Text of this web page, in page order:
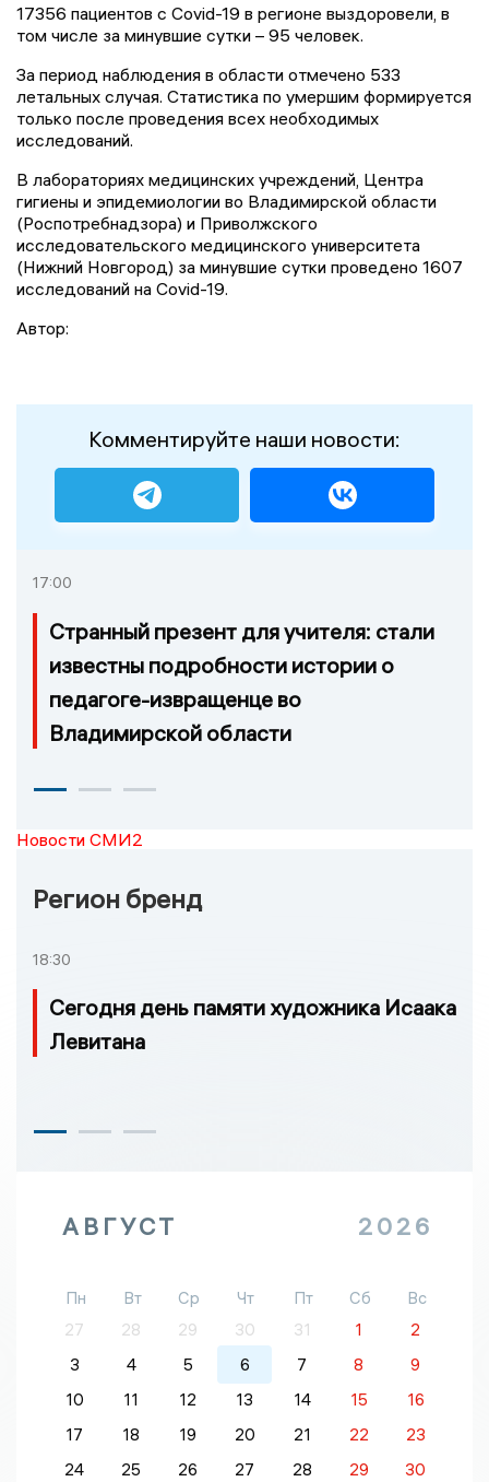
17356 пациентов с Covid-19 в регионе выздоровели, в
том числе за минувшие сутки – 95 человек.
За период наблюдения в области отмечено 533
летальных случая. Статистика по умершим формируется
только после проведения всех необходимых
исследований.
В лабораториях медицинских учреждений, Центра
гигиены и эпидемиологии во Владимирской области
(Роспотребнадзора) и Приволжского
исследовательского медицинского университета
(Нижний Новгород) за минувшие сутки проведено 1607
исследований на Covid-19.
Автор:
Комментируйте наши новости:
17:00
Странный презент для учителя: стали
известны подробности истории о
педагоге-извращенце во
Владимирской области
Новости СМИ2
Регион бренд
18:30
Сегодня день памяти художника Исаака
Левитана
АВГУСТ 2026
Пн Вт Ср Чт Пт Сб
Вс
27
28 29 30 31 1
2
3
4 5 6 7 8
9
10
11 12 13 14 15
16
17
18 19 20 21 22
23
24
25 26 27 28 29
30